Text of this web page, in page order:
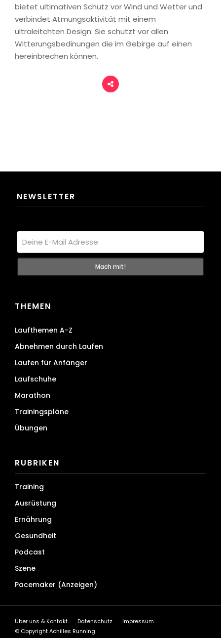
bietet ultimativen Schutz vor Wind und Wetter und
verbindet Atmungsaktivität mit einem
ultraleitchten Design. Sie schützt vor allen
Witterungsbedinungen die im Gebirge auf einen
hereinbrechen können.
NEWSLETTER
THEMEN
Laufthemen A-Z
Abnehmen durch Laufen
Laufen für Anfänger
Laufschuhe
Marathon
Trainingspläne
Übungen
RUBRIKEN
Training
Ausrüstung
Ernährung
Gesundheit
Podcast
Szene
Pacemaker (Anzeigen)
Über uns & Kontakt Datenschutz
Impressum
© Copyright Achilles Running